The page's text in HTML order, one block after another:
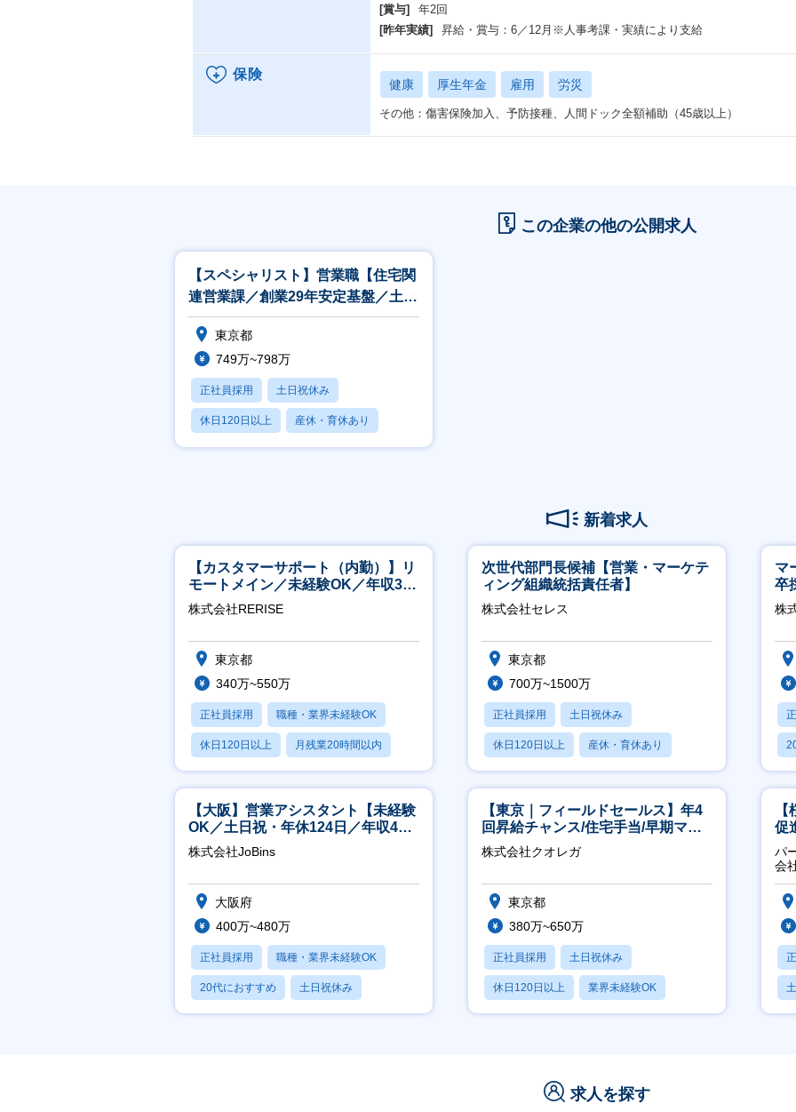
[賞与]
年2回
[昨年実績]
昇給・賞与：6／12月※人事考課・実績により支給
保険
健康 厚生年金 雇用 労災
その他：傷害保険加入、予防接種、人間ドック全額補助（45歳以上）
この企業の他の公開求人
【スペシャリスト】営業職【住宅関
連営業課／創業29年安定基盤／土日
祝年休123日】
東京都
749万~798万
正社員採用 土日祝休み
休日120日以上 産休・育休あり
月残業20時間以内
新着求人
【カスタマーサポート（内勤）】リ
モートメイン／未経験OK／年収340
万～／年間休日125日
株式会社RERISE
東京都
340万~550万
正社員採用 職種・業界未経験OK
休日120日以上 月残業20時間以内
賞与あり
次世代部門長候補【営業・マーケテ
ィング組織統括責任者】
株式会社セレス
東京都
700万~1500万
正社員採用 土日祝休み
休日120日以上 産休・育休あり
賞与あり
マ
卒
ー
実
株
【大阪】営業アシスタント【未経験
OK／土日祝・年休124日／年収400
万～／転勤なし】
株式会社JoBins
大阪府
400万~480万
正社員採用 職種・業界未経験OK
20代におすすめ 土日祝休み
休日120日以上
【東京｜フィールドセールス】年4
回昇給チャンス/住宅手当/早期マネ
ジメント機会あり！
株式会社クオレガ
東京都
380万~650万
正社員採用 土日祝休み
休日120日以上 業界未経験OK
産休・育休あり
促
パ
会
求人を探す